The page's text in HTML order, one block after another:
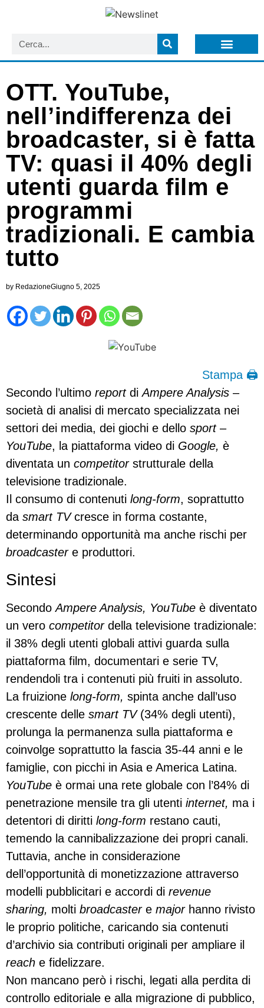
OTT. YouTube,
nell’indifferenza dei
broadcaster, si è fatta
TV: quasi il 40% degli
utenti guarda film e
programmi
tradizionali. E cambia
tutto
by RedazioneGiugno 5, 2025
Stampa 🖨
Secondo l’ultimo reportdiAmpere Analysis –
società di analisi di mercato specializzata nei
settori dei media, dei giochi e dello sport–
YouTube, la piattaforma video di Google, è
diventata un competitorstrutturale della
televisione tradizionale.
Il consumo di contenuti long-form, soprattutto
da smart TVcresce in forma costante,
determinando opportunità ma anche rischi per
broadcastere produttori.
Sintesi
SecondoAmpere Analysis, YouTube è diventato
un vero competitordella televisione tradizionale:
il 38% degli utenti globali attivi guarda sulla
piattaforma film, documentari e serie TV,
rendendoli tra i contenuti più fruiti in assoluto.
La fruizione long-form, spinta anche dall’uso
crescente delle smart TV(34% degli utenti),
prolunga la permanenza sulla piattaforma e
coinvolge soprattutto la fascia 35-44 anni e le
famiglie, con picchi in Asia e America Latina.
YouTube è ormai una rete globale con l’84% di
penetrazione mensile tra gli utenti internet, ma i
detentori di diritti long-form restano cauti,
temendo la cannibalizzazione dei propri canali.
Tuttavia, anche in considerazione
dell’opportunità di monetizzazione attraverso
modelli pubblicitari e accordi di revenue
sharing, molti broadcastere majorhanno rivisto
le proprio politiche, caricando sia contenuti
d’archivio sia contributi originali per ampliare il
reach e fidelizzare.
Non mancano però i rischi, legati alla perdita di
controllo editoriale e alla migrazione di pubblico,